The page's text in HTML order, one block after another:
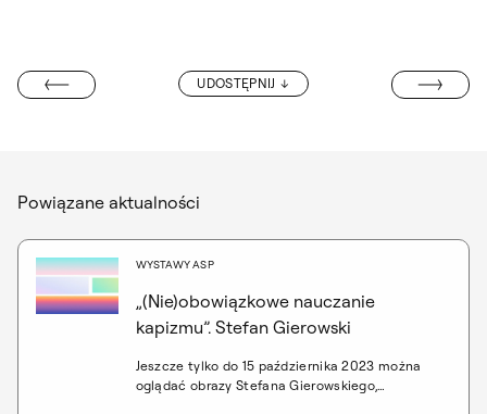
UDOSTĘPNIJ MUSICAL „WE
Powiązane aktualności
WYSTAWY ASP
„(Nie)obowiązkowe nauczanie
kapizmu”. Stefan Gierowski
Jeszcze tylko do 15 października 2023 można
oglądać obrazy Stefana Gierowskiego,